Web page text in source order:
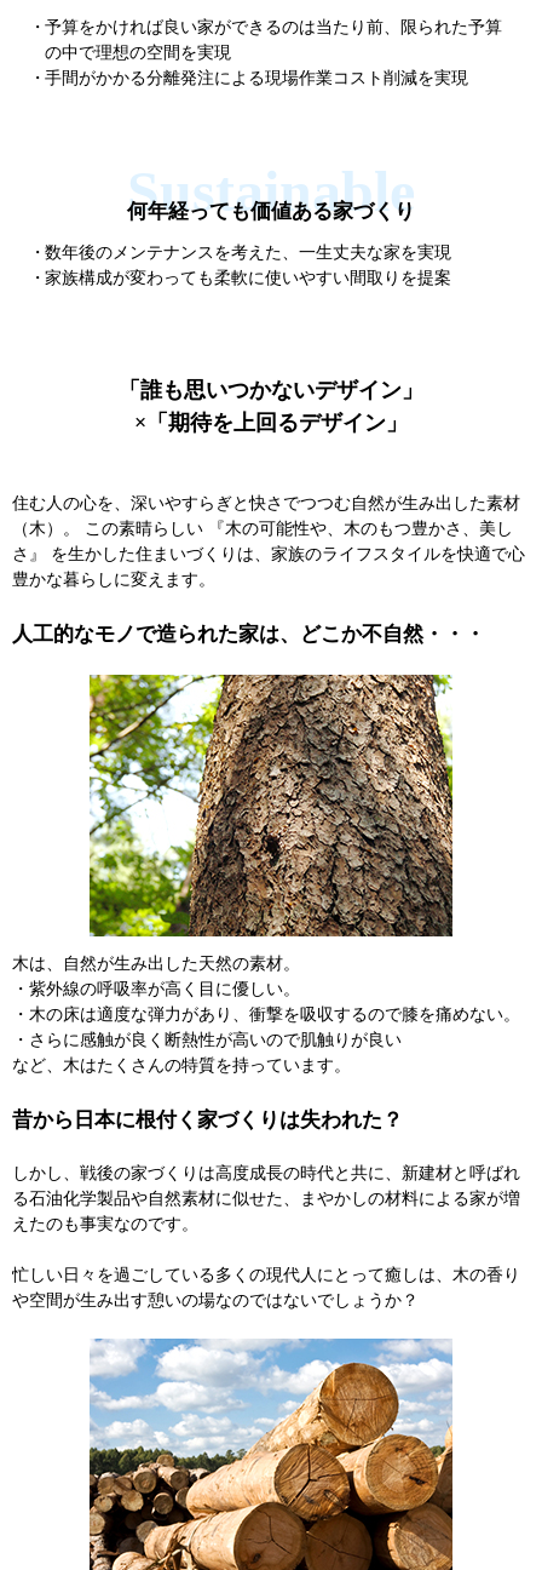
予算をかければ良い家ができるのは当たり前、限られた予算
の中で理想の空間を実現
手間がかかる分離発注による現場作業コスト削減を実現
何年経っても価値ある家づくり
数年後のメンテナンスを考えた、一生丈夫な家を実現
家族構成が変わっても柔軟に使いやすい間取りを提案
「誰も思いつかないデザイン」
×「期待を上回るデザイン」
住む人の心を、深いやすらぎと快さでつつむ自然が生み出した素材
（木）。 この素晴らしい 『木の可能性や、木のもつ豊かさ、美し
さ』 を生かした住まいづくりは、家族のライフスタイルを快適で心
豊かな暮らしに変えます。
人工的なモノで造られた家は、どこか不自然・・・
木は、自然が生み出した天然の素材。
・紫外線の呼吸率が高く目に優しい。
・木の床は適度な弾力があり、衝撃を吸収するので膝を痛めない。
・さらに感触が良く断熱性が高いので肌触りが良い
など、木はたくさんの特質を持っています。
昔から日本に根付く家づくりは失われた？
しかし、戦後の家づくりは高度成長の時代と共に、新建材と呼ばれ
る石油化学製品や自然素材に似せた、まやかしの材料による家が増
えたのも事実なのです。
忙しい日々を過ごしている多くの現代人にとって癒しは、木の香り
や空間が生み出す憩いの場なのではないでしょうか？